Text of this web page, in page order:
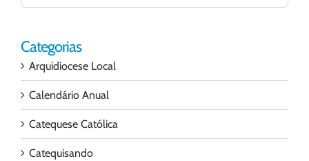
para:
Categorias
Arquidiocese Local
Calendário Anual
Catequese Católica
Catequisando